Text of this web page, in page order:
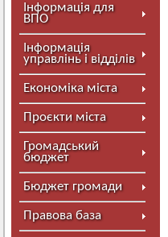
Інформація для
ВПО
Інформація
управлінь і відділів
Економіка міста
Проєкти міста
Громадський
бюджет
Бюджет громади
Правова база